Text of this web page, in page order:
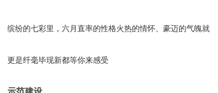
缤纷的七彩里，六月直率的性格火热的情怀、豪迈的气魄就
更是纤毫毕现新都等你来感受